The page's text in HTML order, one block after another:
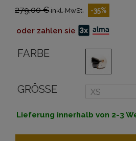
279,00 €inkl. MwSt. -35%
oder zahlen sie
FARBE
GRÖSSE
Lieferung innerhalb von 2-3